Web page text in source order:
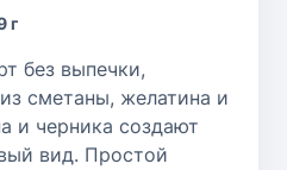
г
без выпечки,
сметаны, желатина и
и черника создают
вид. Простой